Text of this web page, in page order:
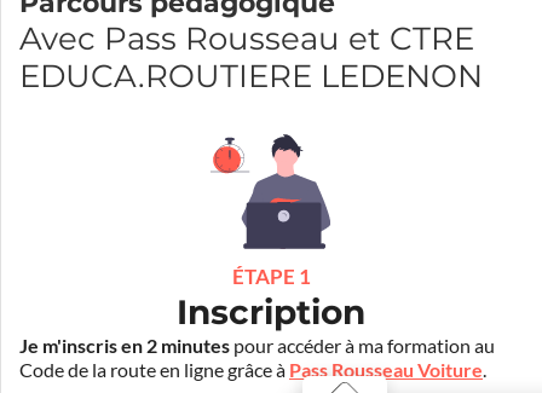
Avec Pass Rousseau et CTRE
EDUCA.ROUTIERE LEDENON
ÉTAPE 1
Inscription
Je m'inscris en 2 minutes pour accéder à ma formation au
Code de la route en ligne grâce à Pass Rousseau Voiture.